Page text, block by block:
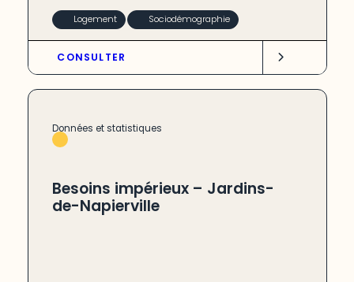
Logement Sociodémographie
CONSULTER
Données et statistiques
Besoins impérieux – Jardins-
de-Napierville